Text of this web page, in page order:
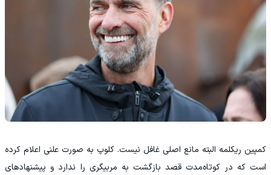
‫کمپین ریکلمه البته مانع اصلی غافل نیست. کلوپ به صورت علنی اعلام کرده
است که در کوتاه‌مدت قصد بازگشت به مربیگری را ندارد و پیشنهادهای